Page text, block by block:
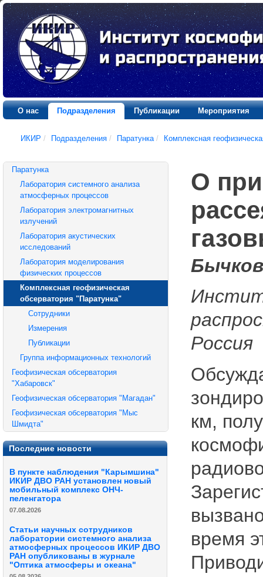
О нас Подразделения Публикации Мероприятия
ИКИР / Подразделения / Паратунка / Комплексная
Паратунка
Лаборатория системного анализа
атмосферных процессов
Лаборатория электромагнитных
излучений
Лаборатория акустических
исследований
Лаборатория моделирования
физических процессов
Комплексная геофизическая
обсерватория "Паратунка"
Сотрудники
Измерения
Публикации
Группа информационных технологий
Геофизическая обсерватория
"Хабаровск"
Геофизическая обсерватория "Магадан"
Геофизическая обсерватория "Мыс
Шмидта"
Последние новости
В пункте наблюдения "Карымшина"
ИКИР ДВО РАН установлен новый
мобильный комплекс ОНЧ-
пеленгатора
07.08.2026
Статьи научных сотрудников
лаборатории системного анализа
атмосферных процессов ИКИР ДВО
РАН опубликованы в журнале
"Оптика атмосферы и океана"
О
Россия
км,
время